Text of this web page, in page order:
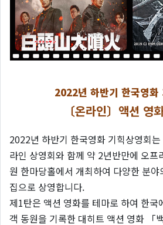
2022년 하반기 한국영화
〔온라인〕액션
2022년 하반기 한국영화 기힉상영회
라인 상영회와 함께 약 2년반만에 오프
원 한마당홀에서 개최하여 다양한 분
집으로 상영합니다.
제1탄은 액션 영화를 테마로 하여 한
객 동원을 기록한 대히트 액션 영화 「